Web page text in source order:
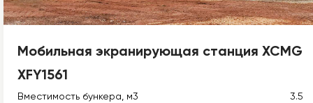
Мобильная экранирующая станция XCMG
XFY1561
Вместимость бункера, м3
3.5